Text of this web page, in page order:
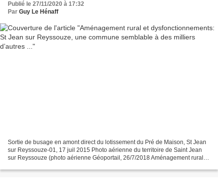
Publié le 27/11/2020 à 17:32
Par Guy Le Hénaff
Sortie de busage en amont direct du lotissement du Pré de Maison, St Jean
sur Reyssouze-01, 17 juil 2015 Photo aérienne du territoire de Saint Jean
sur Reyssouze (photo aérienne Géoportail, 26/7/2018 Aménagement rural et